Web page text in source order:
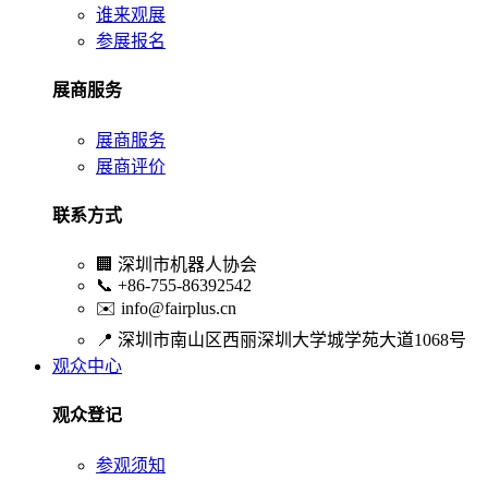
谁来观展
参展报名
展商服务
展商服务
展商评价
联系方式
🏢 深圳市机器人协会
📞 +86-755-86392542
✉️ info@fairplus.cn
📍 深圳市南山区西丽深圳大学城学苑大道1068号
观众中心
观众登记
参观须知